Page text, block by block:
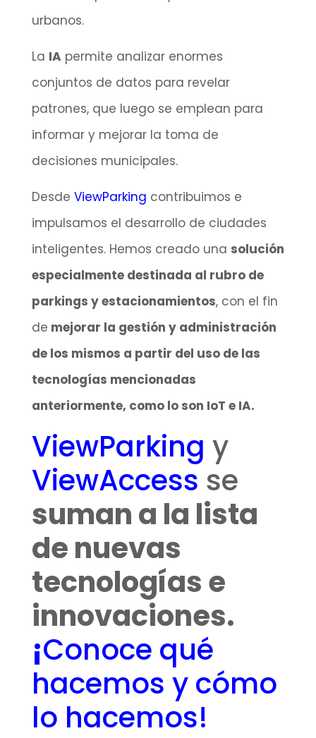
urbanos.
La IA permite analizar enormes
conjuntos de datos para revelar
patrones, que luego se emplean para
informar y mejorar la toma de
decisiones municipales.
Desde ViewParking contribuimos e
impulsamos el desarrollo de ciudades
inteligentes. Hemos creado una solución
especialmente destinada al rubro de
parkings y estacionamientos, con el fin
de mejorar la gestión y administración
de los mismos a partir del uso de las
tecnologías mencionadas
anteriormente, como lo son IoT e IA.
ViewParking y
ViewAccess se
suman a la lista
de nuevas
tecnologías e
innovaciones.
¡Conoce qué
hacemos y cómo
lo hacemos!